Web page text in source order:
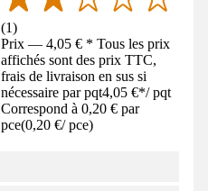
(1)
Prix — 4,05 € * Tous les prix
affichés sont des prix TTC,
frais de livraison en sus si
nécessaire par pqt4,05 €*/ pqt
Correspond à 0,20 € par
pce(0,20 €/ pce)